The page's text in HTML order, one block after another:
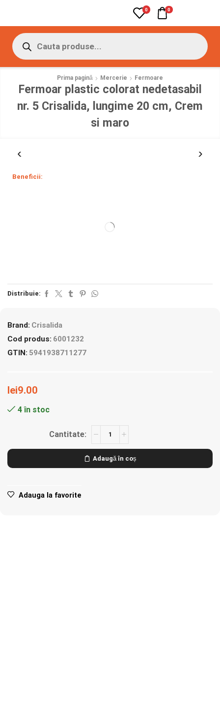
0 0
Prima pagină Mercerie Fermoare
Fermoar plastic colorat nedetasabil
nr. 5 Crisalida, lungime 20 cm, Crem
si maro
Beneficii:
Distribuie:
Brand: Crisalida
Cod produs: 6001232
GTIN: 5941938711277
lei9.00
4 în stoc
Adaugă în coș
Adauga la favorite